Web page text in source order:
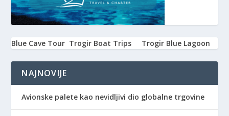
Blue Cave Tour Trogir Boat Trips Trogir Blue Lagoon
NAJNOVIJE
Avionske palete kao nevidljivi dio globalne trgovine